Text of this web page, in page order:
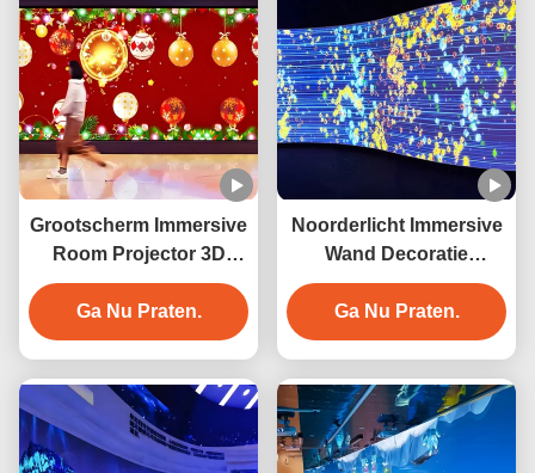
Grootscherm Immersive
Room Projector 3D
Wand Interactief Voor
Museum
Ga Nu Praten.
Noorderlicht Immersive
Wand Decoratie
Interactie
Wandprojector
Ga Nu Praten.